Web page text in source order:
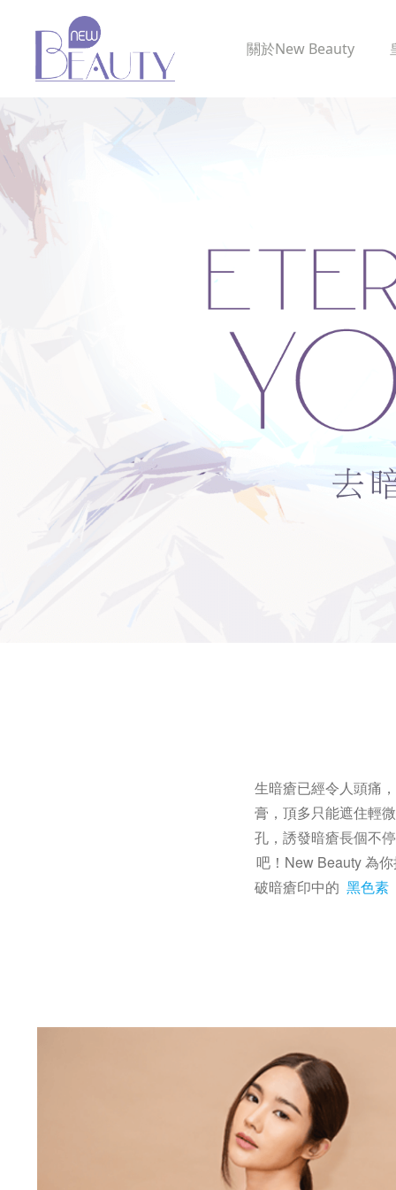
關於New Beauty
生暗瘡已經令人頭痛
膏，頂多只能遮住輕
孔，誘發暗瘡長個不
吧！New Beauty 為
破暗瘡印中的 黑色素